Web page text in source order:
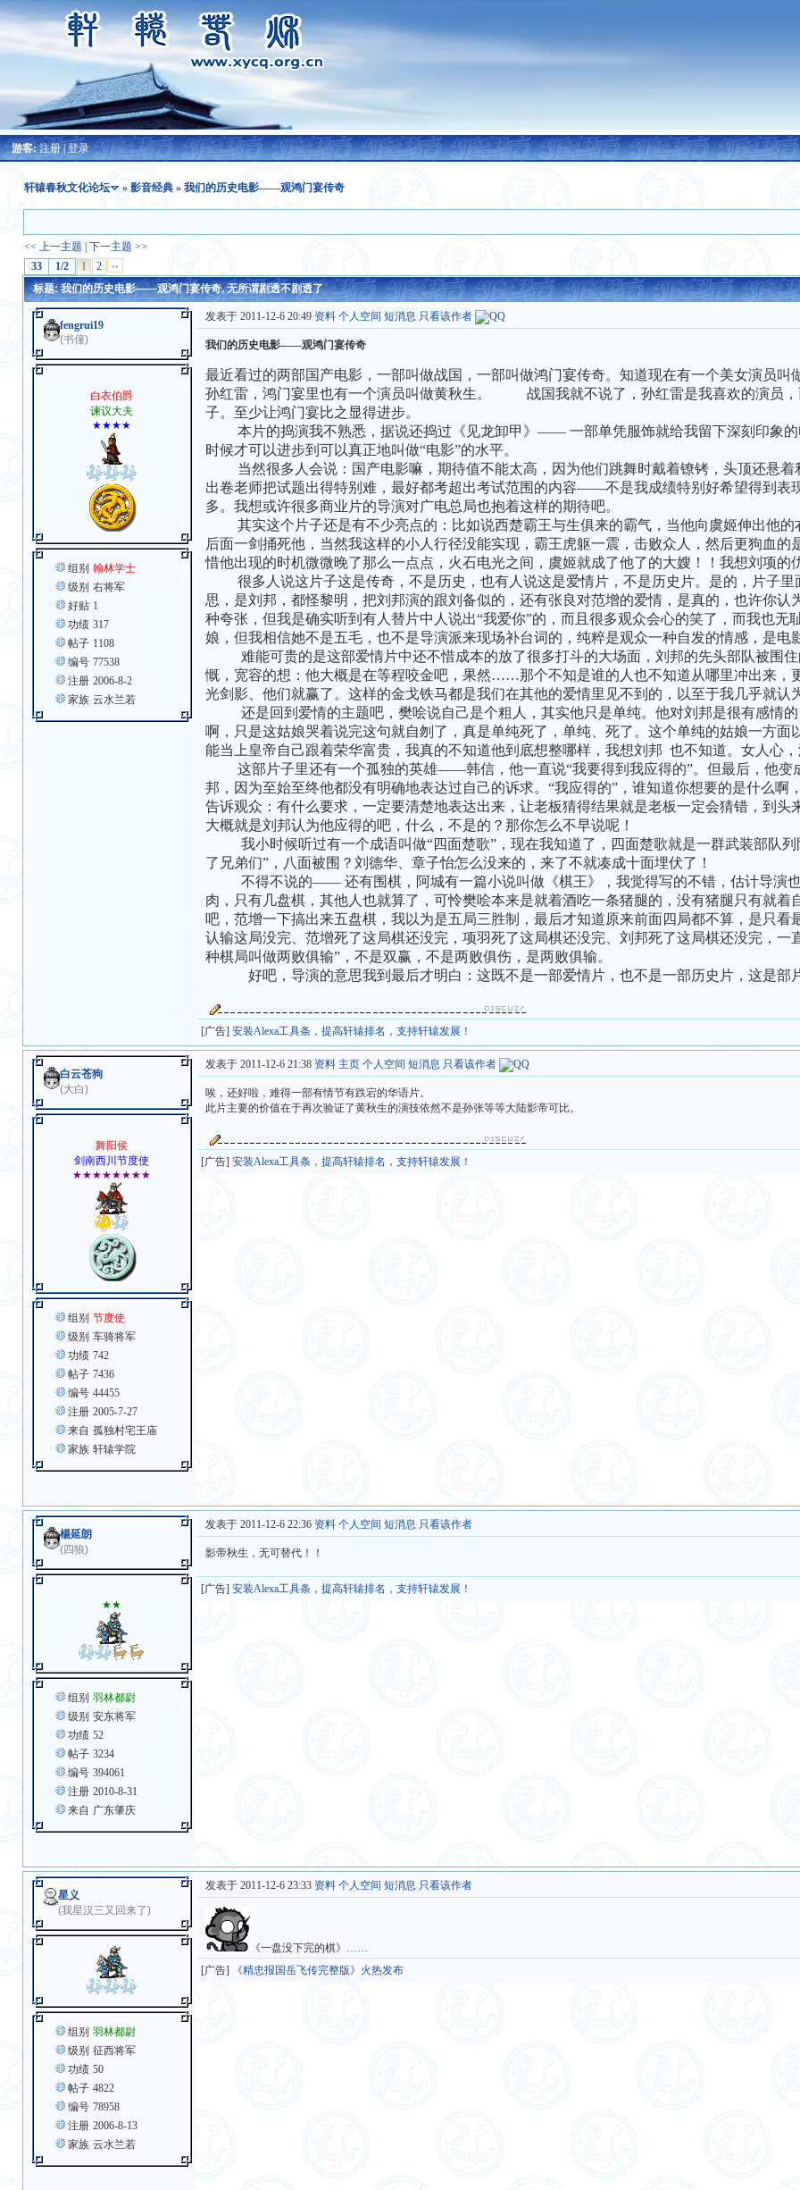
游客:注册|登录
轩辕春秋文化论坛 » 影音经典» 我们的历史电影——观鸿门宴传奇
<< 上一主题
下一主题 >>
33
1/2 1 2 ››
标题: 我们的历史电影——观鸿门宴传奇, 无所谓剧透不剧透了
fengrui19
(书僮)
白衣伯爵
谏议大夫
★★★★
组别 翰林学士
级别 右将军
好贴 1
功绩 317
帖子 1108
编号 77538
注册 2006-8-2
家族 云水兰若
发表于 2011-12-6 20:49 资料 个人空间 短消息 只看该作者
我们的历史电影——观鸿门宴传奇
最近看过的两部国产电影，一部叫做战国，一部叫做鸿门宴传奇。知道现在有一个美女演员
孙红雷，鸿门宴里也有一个演员叫做黄秋生。
战国我就不说了，孙红雷是我喜欢的演员，
子。至少让鸿门宴比之显得进步。
本片的捣演我不熟悉，据说还捣过《见龙卸甲》—— 一部单凭服饰就给我留下深刻印象的
时候才可以进步到可以真正地叫做“电影”的水平。
当然很多人会说：国产电影嘛，期待值不能太高，因为他们跳舞时戴着镣铐，头顶还悬着
出卷老师把试题出得特别难，最好都考超出考试范围的内容——不是我成绩特别好希望得到表
多。我想或许很多商业片的导演对广电总局也抱着这样的期待吧。
其实这个片子还是有不少亮点的：比如说西楚霸王与生俱来的霸气，当他向虞姬伸出他
后面一剑捅死他，当然我这样的小人行径没能实现，霸王虎躯一震，击败众人，然后更狗血
惜他出现的时机微微晚了那么一点点，火石电光之间，虞姬就成了他了的大嫂！！我想刘项的
很多人说这片子这是传奇，不是历史，也有人说这是爱情片，不是历史片。是的，片子里
思，是刘邦，都怪黎明，把刘邦演的跟刘备似的，还有张良对范增的爱情，是真的，也许你
种夸张，但我是确实听到有人替片中人说出“我爱你”的，而且很多观众会心的笑了，而我也
娘，但我相信她不是五毛，也不是导演派来现场补台词的，纯粹是观众一种自发的情感，是电
难能可贵的是这部爱情片中还不惜成本的放了很多打斗的大场面，刘邦的先头部队被围住
慨，宽容的想：他大概是在等程咬金吧，果然……那个不知是谁的人也不知道从哪里冲出来，
光剑影、他们就赢了。这样的金戈铁马都是我们在其他的爱情里见不到的，以至于我几乎就认
还是回到爱情的主题吧，樊哙说自己是个粗人，其实他只是单纯。他对刘邦是很有感情的
啊，只是这姑娘哭着说完这句就自刎了，真是单纯死了，单纯、死了。这个单纯的姑娘一方
能当上皇帝自己跟着荣华富贵，我真的不知道他到底想整哪样，我想刘邦 也不知道。女人心
这部片子里还有一个孤独的英雄——韩信，他一直说“我要得到我应得的”。但最后，他变
邦，因为至始至终他都没有明确地表达过自己的诉求。“我应得的”，谁知道你想要的是什么
告诉观众：有什么要求，一定要清楚地表达出来，让老板猜得结果就是老板一定会猜错，到
大概就是刘邦认为他应得的吧，什么，不是的？那你怎么不早说呢！
我小时候听过有一个成语叫做“四面楚歌”，现在我知道了，四面楚歌就是一群武装部队列
了兄弟们”，八面被围？刘德华、章子怡怎么没来的，来了不就凑成十面埋伏了！
不得不说的—— 还有围棋，阿城有一篇小说叫做《棋王》，我觉得写的不错，估计导演也
肉，只有几盘棋，其他人也就算了，可怜樊哙本来是就着酒吃一条猪腿的，没有猪腿只有就
吧，范增一下搞出来五盘棋，我以为是五局三胜制，最后才知道原来前面四局都不算，是只
认输这局没完、范增死了这局棋还没完，项羽死了这局棋还没完、刘邦死了这局棋还没完，
种棋局叫做两败俱输”，不是双赢，不是两败俱伤，是两败俱输。
好吧，导演的意思我到最后才明白：这既不是一部爱情片，也不是一部历史片，这是部
[广告] 安装Alexa工具条，提高轩辕排名，支持轩辕发展！
白云苍狗
(大白)
舞阳侯
剑南西川节度使
★★★★★★★★
组别 节度使
级别 车骑将军
功绩 742
帖子 7436
编号 44455
注册 2005-7-27
来自 孤独村宅王庙
家族 轩辕学院
发表于 2011-12-6 21:38 资料 主页 个人空间 短消息 只看该作者
唉，还好啦，难得一部有情节有跌宕的华语片。
此片主要的价值在于再次验证了黄秋生的演技依然不是孙张等等大陆影帝可比。
[广告] 安装Alexa工具条，提高轩辕排名，支持轩辕发展！
楊延朗
(四狼)
★★
组别 羽林都尉
级别 安东将军
功绩 52
帖子 3234
编号 394061
注册 2010-8-31
来自 广东肇庆
发表于 2011-12-6 22:36 资料 个人空间 短消息 只看该作者
影帝秋生，无可替代！！
[广告] 安装Alexa工具条，提高轩辕排名，支持轩辕发展！
星义
(我星汉三又回来了)
组别 羽林都尉
级别 征西将军
功绩 50
帖子 4822
编号 78958
注册 2006-8-13
家族 云水兰若
发表于 2011-12-6 23:33 资料 个人空间 短消息 只看该作者
《一盘没下完的棋》……
[广告]
《精忠报国岳飞传完整版》火热发布